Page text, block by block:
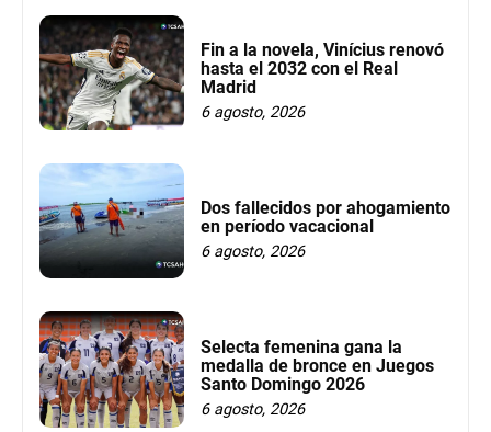
Fin a la novela, Vinícius renovó
hasta el 2032 con el Real
Madrid
6 agosto, 2026
Dos fallecidos por ahogamiento
en período vacacional
6 agosto, 2026
Selecta femenina gana la
medalla de bronce en Juegos
Santo Domingo 2026
6 agosto, 2026